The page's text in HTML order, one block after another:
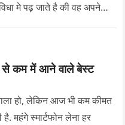
मे पढ़ जाते है की वह अपने
से कम में आने वाले बेस्ट
हो, लेकिन आज भी कम कीमत
है. महंगे स्मार्टफोन लेना हर